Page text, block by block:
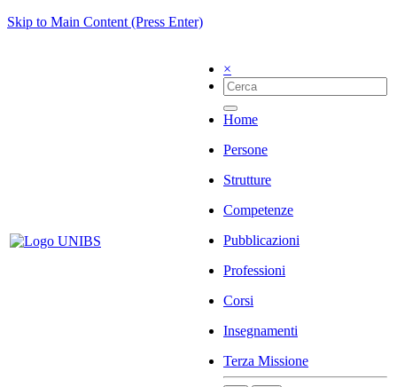
Skip to Main Content (Press Enter)
×
Home
Persone
Strutture
Competenze
Pubblicazioni
Professioni
Corsi
Insegnamenti
Terza Missione